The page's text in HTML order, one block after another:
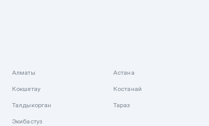
Алматы Астана
Кокшетау Костанай
Талдыкорган Тараз
Экибастуз